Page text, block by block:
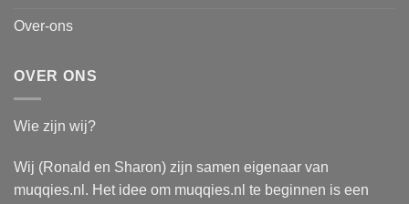
Over-ons
OVER ONS
Wie zijn wij?
Wij (Ronald en Sharon) zijn samen eigenaar van
muqqies.nl. Het idee om muqqies.nl te beginnen is een